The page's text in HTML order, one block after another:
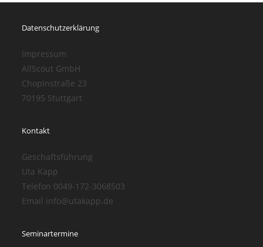
Datenschutzerklärung
Impressum
AllScout GmbH
Chopinstraße 23
70195 Stuttgart
Kontakt
Geschaftsführung
Uta Kapp
Telefon 0049-172-3068503
Email info@utakapp.de
Seminartermine